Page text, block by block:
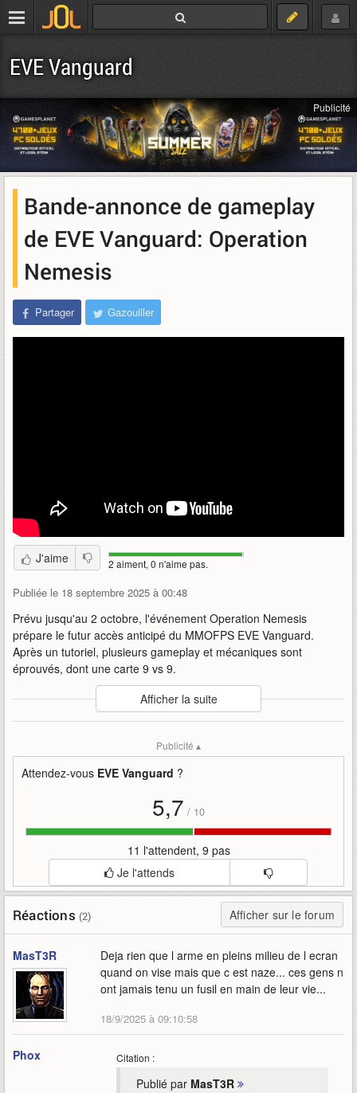
EVE Vanguard
Publicité
Bande-annonce de gameplay
de EVE Vanguard: Operation
Nemesis
Partager Gazouiller
J'aime 2 aiment, 0 n'aime pas.
Publiée le 18 septembre 2025 à 00:48
Prévu jusqu'au 2 octobre, l'événement Operation Nemesis
prépare le futur accès anticipé du MMOFPS EVE Vanguard.
Après un tutoriel, plusieurs gameplay et mécaniques sont
éprouvés, dont une carte 9 vs 9.
Auteur
CCP Games
: Agahnon
nemesis
Afficher la suite
Publicité ▴
Attendez-vous EVE Vanguard ?
5,7 / 10
11 l'attendent, 9 pas
Je l'attends
Réactions (2) Afficher sur le forum
MasT3R
Deja rien que l arme en pleins milieu de l ecran
quand on vise mais que c est naze... ces gens n
ont jamais tenu un fusil en main de leur vie...
18/9/2025 à 09:10:58
Phox Citation :
Publié par MasT3R